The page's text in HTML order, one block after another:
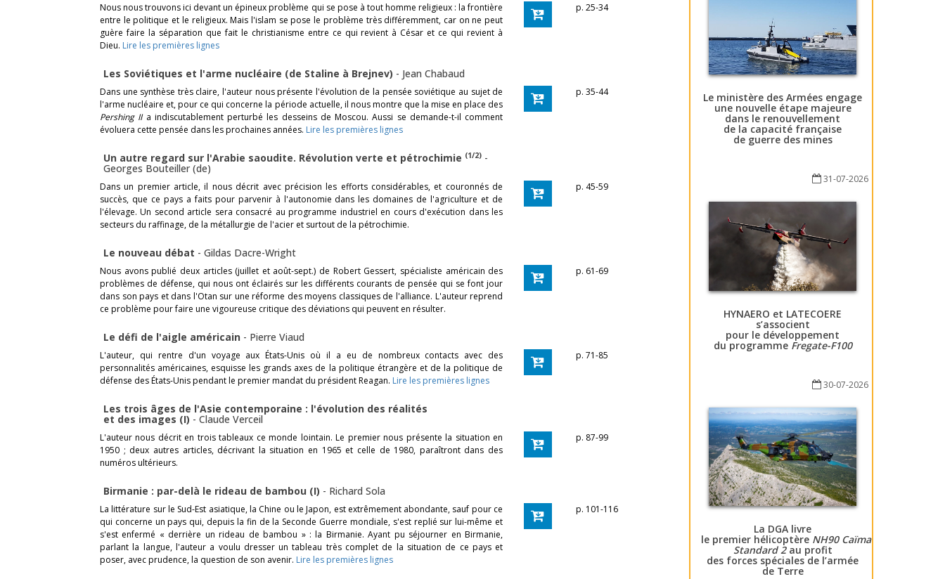
Nous nous trouvons ici devant un épineux problème qui se pose à tout homme religieux : la frontière
entre le politique et le religieux. Mais l'islam se pose le problème très différemment, car on ne peut
guère faire la séparation que fait le christianisme entre ce qui revient à César et ce qui revient à
Dieu. Lire les premières lignes
p. 25-34
Les Soviétiques et l'arme nucléaire (de Staline à Brejnev) - Jean Chabaud
Dans une synthèse très claire, l'auteur nous présente l'évolution de la pensée soviétique au sujet de
l'arme nucléaire et, pour ce qui concerne la période actuelle, il nous montre que la mise en place des
Pershing IIa indiscutablement perturbé les desseins de Moscou. Aussi se demande-t-il comment
évoluera cette pensée dans les prochaines années. Lire les premières lignes
p. 35-44
Un autre regard sur l'Arabie saoudite. Révolution verte et pétrochimie (1/2) -
Georges Bouteiller (de)
Dans un premier article, il nous décrit avec précision les efforts considérables, et couronnés de
succès, que ce pays a faits pour parvenir à l'autonomie dans les domaines de l'agriculture et de
l'élevage. Un second article sera consacré au programme industriel en cours d'exécution dans les
secteurs du raffinage, de la métallurgie de l'acier et surtout de la pétrochimie.
p. 45-59
Le nouveau débat - Gildas Dacre-Wright
Nous avons publié deux articles (juillet et août-sept.) de Robert Gessert, spécialiste américain des
problèmes de défense, qui nous ont éclairés sur les différents courants de pensée qui se font jour
dans son pays et dans l'Otan sur une réforme des moyens classiques de l'alliance. L'auteur reprend
ce problème pour faire une vigoureuse critique des déviations qui peuvent en résulter.
p. 61-69
Le défi de l'aigle américain - Pierre Viaud
L'auteur, qui rentre d'un voyage aux États-Unis où il a eu de nombreux contacts avec des
personnalités américaines, esquisse les grands axes de la politique étrangère et de la politique de
défense des États-Unis pendant le premier mandat du président Reagan. Lire les premières lignes
p. 71-85
Les trois âges de l'Asie contemporaine : l'évolution des réalités
et des images (I) - Claude Verceil
L'auteur nous décrit en trois tableaux ce monde lointain. Le premier nous présente la situation en
1950 ; deux autres articles, décrivant la situation en 1965 et celle de 1980, paraîtront dans des
numéros ultérieurs.
p. 87-99
Birmanie : par-delà le rideau de bambou (I) - Richard Sola
La littérature sur le Sud-Est asiatique, la Chine ou le Japon, est extrêmement abondante, sauf pour ce
qui concerne un pays qui, depuis la fin de la Seconde Guerre mondiale, s'est replié sur lui-même et
s'est enfermé « derrière un rideau de bambou » : la Birmanie. Ayant pu séjourner en Birmanie,
parlant la langue, l'auteur a voulu dresser un tableau très complet de la situation de ce pays et
poser, avec prudence, la question de son avenir. Lire les premières lignes
p. 101-116
Le ministère des Armées engage
une nouvelle étape majeure
dans le renouvellement
de la capacité française
de guerre des mines
31-07-2026
HYNAERO et LATECOERE
s’associent
pour le développement
du programme Fregate-F100
30-07-2026
La DGA livre
le premier hélicoptère NH90 Caïman
Standard 2au profit
des forces spéciales de l’armée
de Terre